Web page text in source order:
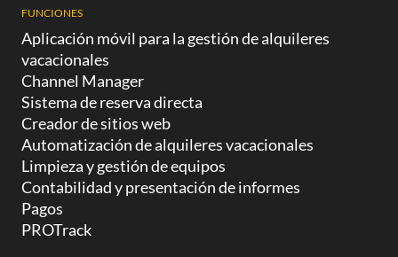
FUNCIONES
Aplicación móvil para la gestión de alquileres
vacacionales
Channel Manager
Sistema de reserva directa
Creador de sitios web
Automatización de alquileres vacacionales
Limpieza y gestión de equipos
Contabilidad y presentación de informes
Pagos
PROTrack